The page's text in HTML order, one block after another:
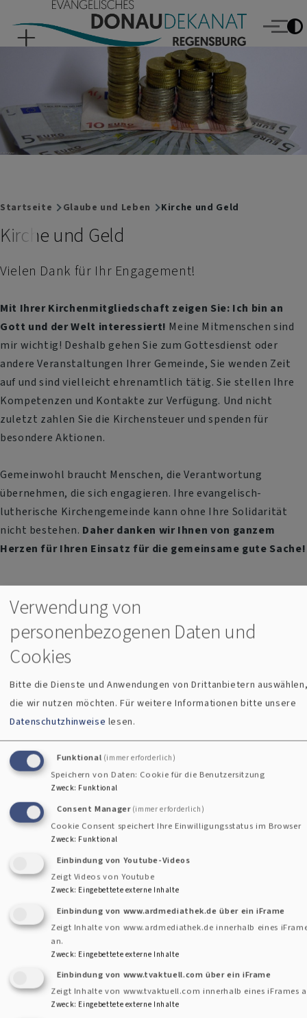
Direkt zum Inhalt
Evangelisches Donaudekanat Regensburg
Menü
Breadcrumb
Startseite Glaube und Leben Kirche und Geld
Kirche und Geld
Vielen Dank für Ihr Engagement!
Mit Ihrer Kirchenmitgliedschaft zeigen Sie: Ich bin an
Gott und der Welt interessiert! Meine Mitmenschen sind
mir wichtig! Deshalb gehen Sie zum Gottesdienst oder
andere Veranstaltungen Ihrer Gemeinde, Sie wenden Zeit
auf und sind vielleicht ehrenamtlich tätig. Sie stellen Ihre
Kompetenzen und Kontakte zur Verfügung. Und nicht
zuletzt zahlen Sie die Kirchensteuer und spenden für
besondere Aktionen.
Gemeinwohl braucht Menschen, die Verantwortung
übernehmen, die sich engagieren. Ihre evangelisch-
lutherische Kirchengemeinde kann ohne Ihre Solidarität
nicht bestehen. Daher danken wir Ihnen von ganzem
Herzen für Ihren Einsatz für die gemeinsame gute Sache!
Bildrechte beim Autor
Weitere Infos zum Thema Kirche und ihre Finanzierung:
Kirchgeld in Bayern
Kirchensteuer in Bayern
Kirchenfinanzen der EKD
Kirche und Geld
Verwendung von
personenbezogenen Daten und
Cookies
Bitte die Dienste und Anwendungen von Drittanbietern
die wir nutzen möchten.Für weitere Informationen bitte unsere
Datenschutzhinweise lesen.
Funktional (immer erforderlich)
Speichern von Daten: Cookie für die Benutzersitzung
Zweck: Funktional
Consent Manager (immer erforderlich)
Cookie Consent speichert Ihre Einwilligungsstatus im Browser
Zweck: Funktional
Einbindung von Youtube-Videos
Zeigt Videos von Youtube
Zweck: Eingebettete externe Inhalte
Einbindung von www.ardmediathek.de über ein iFrame
Zeigt Inhalte von www.ardmediathek.de innerhalb eines
an.
Zweck: Eingebettete externe Inhalte
Einbindung von www.tvaktuell.com über ein iFrame
Zeigt Inhalte von www.tvaktuell.com innerhalb eines iFrames
Zweck: Eingebettete externe Inhalte